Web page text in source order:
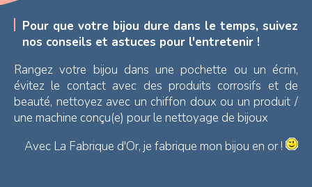
Pour que votre bijou dure dans le temps, suivez
nos conseils et astuces pour l'entretenir !
Rangez votre bijou dans une pochette ou un écrin,
évitez le contact avec des produits corrosifs et de
beauté, nettoyez avec un chiffon doux ou un produit /
une machine conçu(e) pour le nettoyage de bijoux
Avec La Fabrique d'Or, je fabrique mon bijou en or !